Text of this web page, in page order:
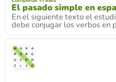
El pasado simple en
En el siguiente texto el
debe conjugar los verbos en